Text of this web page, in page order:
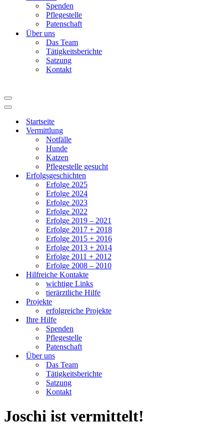
Spenden
Pflegestelle
Patenschaft
Über uns
Das Team
Tätigkeitsberichte
Satzung
Kontakt
Navigationsmenü
Navigationsmenü
Startseite
Vermittlung
Notfälle
Hunde
Katzen
Pflegestelle gesucht
Erfolgsgeschichten
Erfolge 2025
Erfolge 2024
Erfolge 2023
Erfolge 2022
Erfolge 2019 – 2021
Erfolge 2017 + 2018
Erfolge 2015 + 2016
Erfolge 2013 + 2014
Erfolge 2011 + 2012
Erfolge 2008 – 2010
Hilfreiche Kontakte
wichtige Links
tierärztliche Hilfe
Projekte
erfolgreiche Projekte
Ihre Hilfe
Spenden
Pflegestelle
Patenschaft
Über uns
Das Team
Tätigkeitsberichte
Satzung
Kontakt
Joschi ist vermittelt!